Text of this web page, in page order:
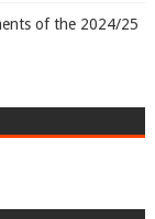
of the 2024/25